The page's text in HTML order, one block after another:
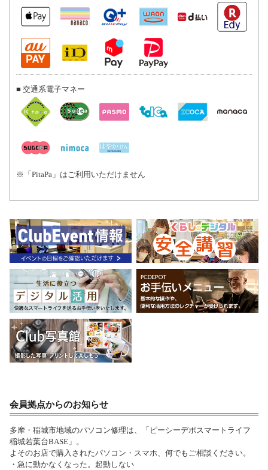
■ 交通系電子マネー
※「PitaPa」はご利用いただけません
会員拠点からのお知らせ
多摩・稲城市地域のパソコン修理は、「ピーシーデポスマートライフ
稲城若葉台BASE」。
よそのお店で購入されたパソコン・スマホ、何でもご相談ください。
・急に動かなくなった。起動しない